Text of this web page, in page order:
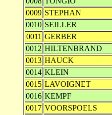
0009 STEPHAN
0010 SEILLER
0011 GERBER
0012 HILTENBRAND
0013 HAUCK
0014 KLEIN
0015 LAVOIGNET
0016 KEMPF
0017 VOORSPOELS